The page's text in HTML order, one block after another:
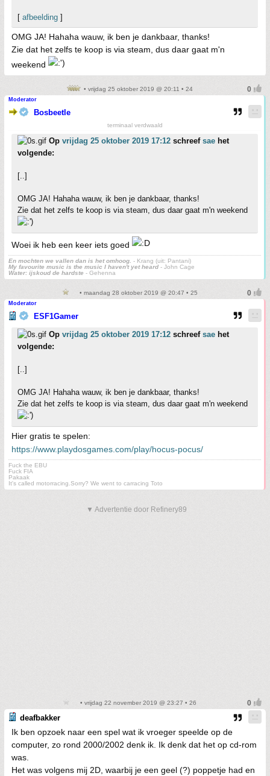
[ afbeelding ]
OMG JA! Hahaha wauw, ik ben je dankbaar, thanks!
Zie dat het zelfs te koop is via steam, dus daar gaat m'n
weekend
• vrijdag 25 oktober 2019 @ 20:11 • 24
Moderator
Bosbeetle
terminaal verdwaald
Op vrijdag 25 oktober 2019 17:12 schreef sae het
volgende:
[..]
OMG JA! Hahaha wauw, ik ben je dankbaar, thanks!
Zie dat het zelfs te koop is via steam, dus daar gaat m'n weekend
Woei ik heb een keer iets goed
En mochten we vallen dan is het omhoog. - Krang (uit: Pantani)
My favourite music is the music I haven't yet heard - John Cage
Water: ijskoud de hardste - Gehenna
• maandag 28 oktober 2019 @ 20:47 • 25
Moderator
ESF1Gamer
Op vrijdag 25 oktober 2019 17:12 schreef sae het
volgende:
[..]
OMG JA! Hahaha wauw, ik ben je dankbaar, thanks!
Zie dat het zelfs te koop is via steam, dus daar gaat m'n weekend
Hier gratis te spelen:
https://www.playdosgames.com/play/hocus-pocus/
Fuck the EBU
Fuck FIA
Pakaak
It's called motorracing.Sorry? We went to carracing Toto
▼ Advertentie door Refinery89
• vrijdag 22 november 2019 @ 23:27 • 26
deafbakker
Ik ben opzoek naar een spel wat ik vroeger speelde op de
computer, zo rond 2000/2002 denk ik. Ik denk dat het op cd-rom
was.
Het was volgens mij 2D, waarbij je een geel (?) poppetje had en